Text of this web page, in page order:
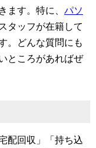
ます。特に、 パソ
タッフが在籍して
。どんな質問にも
ところがあればぜ
配回収」「持ち込